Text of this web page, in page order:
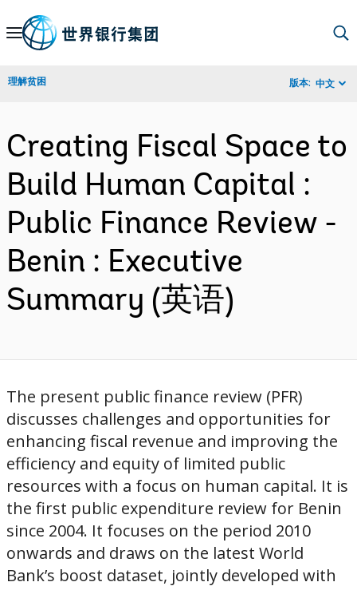
Skip
Navigation
理解贫困 版本: 中文
Creating Fiscal Space to
Build Human Capital :
Public Finance Review -
Benin : Executive
Summary (英语)
The present public finance review (PFR)
discusses challenges and opportunities for
enhancing fiscal revenue and improving the
efficiency and equity of limited public
resources with a focus on human capital. It is
the first public expenditure review for Benin
since 2004. It focuses on the period 2010
onwards and draws on the latest World
Bank’s boost dataset, jointly developed with